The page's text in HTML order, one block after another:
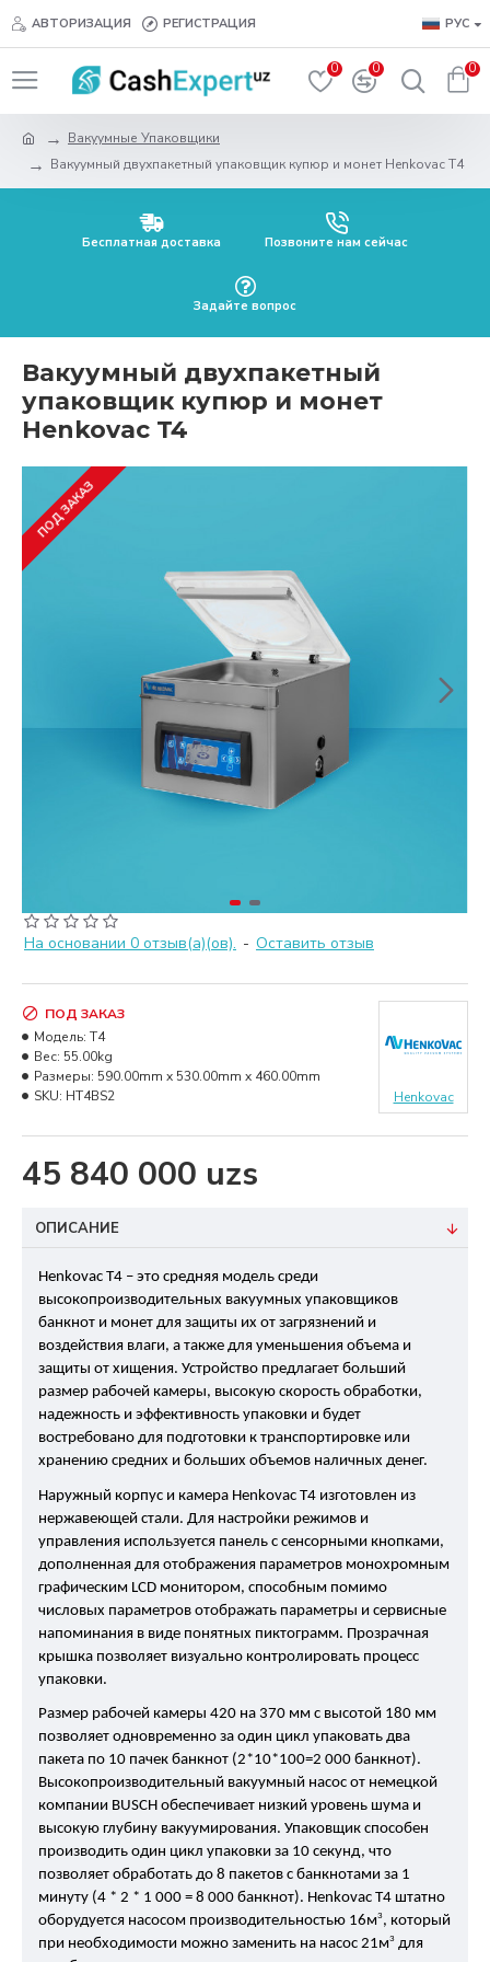
АВТОРИЗАЦИЯ РЕГИСТРАЦИЯ РУС
0 0 0
Вакуумные Упаковщики
Вакуумный двухпакетный упаковщик купюр и монет Henkovac T4
Бесплатная доставка Позвоните нам сейчас
Задайте вопрос
Вакуумный двухпакетный
упаковщик купюр и монет
Henkovac T4
ПОД ЗАКАЗ
На основании 0 отзыв(а)(ов). - Оставить отзыв
45 840 000 uzs
ПОД ЗАКАЗ
Модель: T4
Вес: 55.00kg
Размеры: 590.00mm x 530.00mm x 460.00mm
SKU: HT4BS2 Henkovac
ОПИСАНИЕ
Henkovac T4 – это средняя модель среди
высокопроизводительных вакуумных упаковщиков
банкнот и монет для защиты их от загрязнений и
воздействия влаги, а также для уменьшения объема и
защиты от хищения. Устройство предлагает больший
размер рабочей камеры, высокую скорость обработки,
надежность и эффективность упаковки и будет
востребовано для подготовки к транспортировке или
хранению средних и больших объемов наличных денег.
Наружный корпус и камера Henkovac T4 изготовлен из
нержавеющей стали. Для настройки режимов и
управления используется панель с сенсорными кнопками,
дополненная для отображения параметров монохромным
графическим LCD монитором, способным помимо
числовых параметров отображать параметры и сервисные
напоминания в виде понятных пиктограмм. Прозрачная
крышка позволяет визуально контролировать процесс
упаковки.
Размер рабочей камеры 420 на 370 мм с высотой 180 мм
позволяет одновременно за один цикл упаковать два
пакета по 10 пачек банкнот (2*10*100=2 000 банкнот).
Высокопроизводительный вакуумный насос от немецкой
компании BUSCH обеспечивает низкий уровень шума и
высокую глубину вакуумирования. Упаковщик способен
производить один цикл упаковки за 10 секунд, что
позволяет обработать до 8 пакетов с банкнотами за 1
минуту (4 * 2 * 1 000 = 8 000 банкнот). Henkovac T4 штатно
оборудуется насосом производительностью 16м3, который
при необходимости можно заменить на насос 21м3 для